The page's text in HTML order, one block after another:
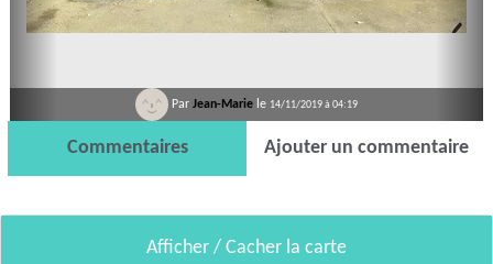
Par Jean-Marie le 14/11/2019 à 04:19
Commentaires Ajouter un commentaire
Afficher / Cacher la carte